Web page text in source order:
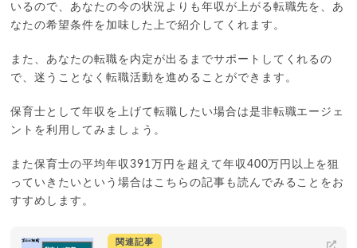
いるので、あなたの今の状況よりも年収が上がる転職先を、あ
なたの希望条件を加味した上で紹介してくれます。
また、あなたの転職を内定が出るまでサポートしてくれるの
で、迷うことなく転職活動を進めることができます。
保育士として年収を上げて転職したい場合は是非転職エージェ
ントを利用してみましょう。
また保育士の平均年収391万円を超えて年収400万円以上を狙
っていきたいという場合はこちらの記事も読んでみることをお
すすめします。
関連記事